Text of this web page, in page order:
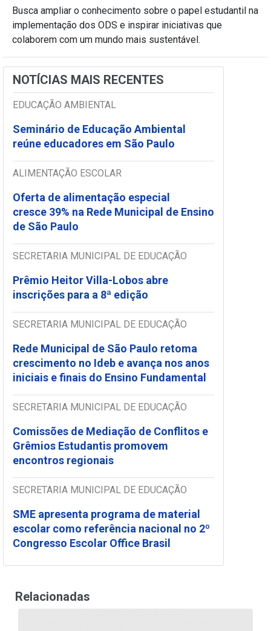
Busca ampliar o conhecimento sobre o papel estudantil na
implementação dos ODS e inspirar iniciativas que
colaborem com um mundo mais sustentável.
NOTÍCIAS MAIS RECENTES
EDUCAÇÃO AMBIENTAL
Seminário de Educação Ambiental
reúne educadores em São Paulo
ALIMENTAÇÃO ESCOLAR
Oferta de alimentação especial
cresce 39% na Rede Municipal de Ensino
de São Paulo
SECRETARIA MUNICIPAL DE EDUCAÇÃO
Prêmio Heitor Villa-Lobos abre
inscrições para a 8ª edição
SECRETARIA MUNICIPAL DE EDUCAÇÃO
Rede Municipal de São Paulo retoma
crescimento no Ideb e avança nos anos
iniciais e finais do Ensino Fundamental
SECRETARIA MUNICIPAL DE EDUCAÇÃO
Comissões de Mediação de Conflitos e
Grêmios Estudantis promovem
encontros regionais
SECRETARIA MUNICIPAL DE EDUCAÇÃO
SME apresenta programa de material
escolar como referência nacional no 2º
Congresso Escolar Office Brasil
Relacionadas